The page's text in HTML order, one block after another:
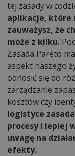
tej zasady w
aplikacje, które
zauważysz, że
może z kilku.
Zasada Pareto
aspekt naszego
odnosić się do
zarządzanie
kosztów czy
logistyce
procesy i lepiej
uwagę na
efekty.